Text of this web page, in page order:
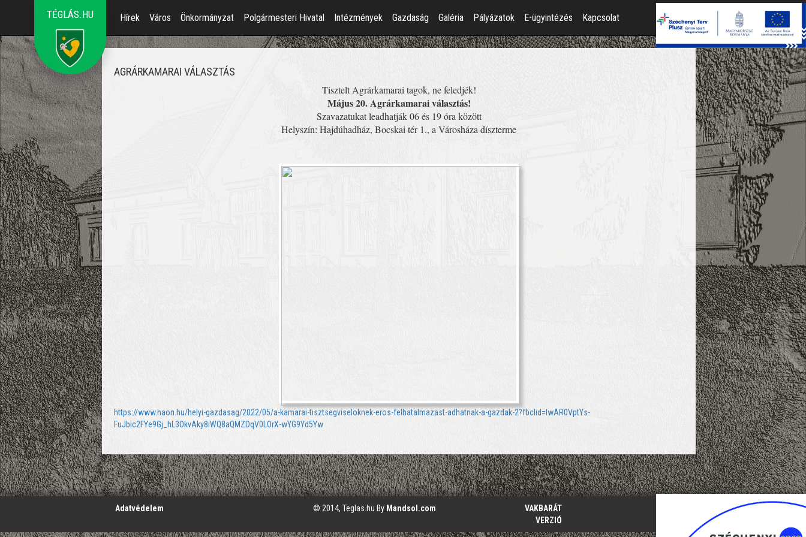
TÉGLÁS.HU Hírek Város Önkormányzat Polgármesteri Hivatal Intézmények Gazdaság Galéria Pályázatok E-ügyintézés Kapcsolat
AGRÁRKAMARAI VÁLASZTÁS
Tisztelt Agrárkamarai tagok, ne feledjék!
Május 20. Agrárkamarai választás!
Szavazatukat leadhatják 06 és 19 óra között
Helyszín: Hajdúhadház, Bocskai tér 1., a Városháza díszterme
https://www.haon.hu/helyi-gazdasag/2022/05/a-kamarai-tisztsegviseloknek-eros-felhatalmazast-adhatnak-a-gazdak-2?fbclid=IwAR0VptYs-
FuJbic2FYe9Gj_hL3OkvAky8iWQ8aQMZDqV0LOrX-wYG9Yd5Yw
';
Adatvédelem © 2014, Teglas.hu By Mandsol.com
VAKBARÁT
VERZIÓ